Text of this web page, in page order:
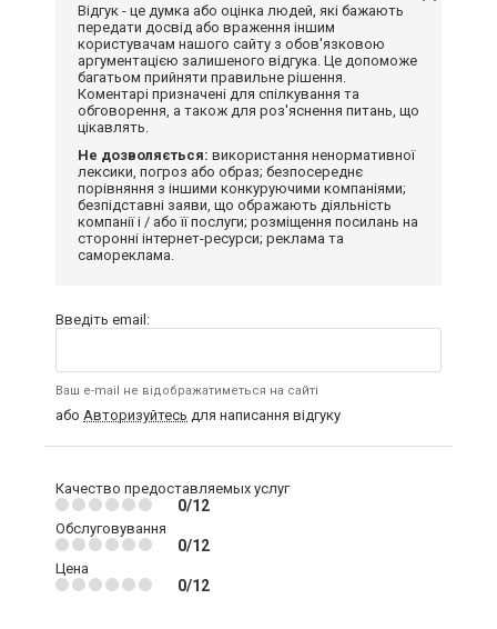
Відгук - це думка або оцінка людей, які бажають
передати досвід або враження іншим
користувачам нашого сайту з обов'язковою
аргументацією залишеного відгука. Це допоможе
багатьом прийняти правильне рішення.
Коментарі призначені для спілкування та
обговорення, а також для роз'яснення питань, що
цікавлять.
Не дозволяється: використання ненормативної
лексики, погроз або образ; безпосереднє
порівняння з іншими конкуруючими компаніями;
безпідставні заяви, що ображають діяльність
компанії і / або її послуги; розміщення посилань на
сторонні інтернет-ресурси; реклама та
самореклама.
Введіть email:
Ваш e-mail не відображатиметься на сайті
або Авторизуйтесь для написання відгуку
Качество предоставляемых услуг
0/12
Обслуговування
0/12
Цена
0/12